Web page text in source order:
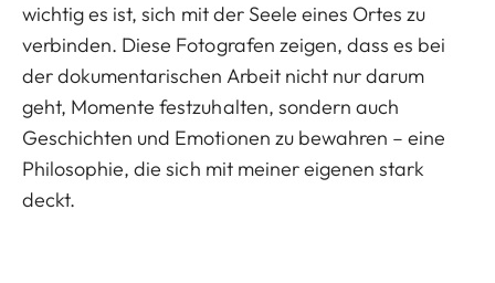
wichtig es ist, sich mit der Seele eines Ortes zu
verbinden. Diese Fotografen zeigen, dass es bei
der dokumentarischen Arbeit nicht nur darum
geht, Momente festzuhalten, sondern auch
Geschichten und Emotionen zu bewahren – eine
Philosophie, die sich mit meiner eigenen stark
deckt.